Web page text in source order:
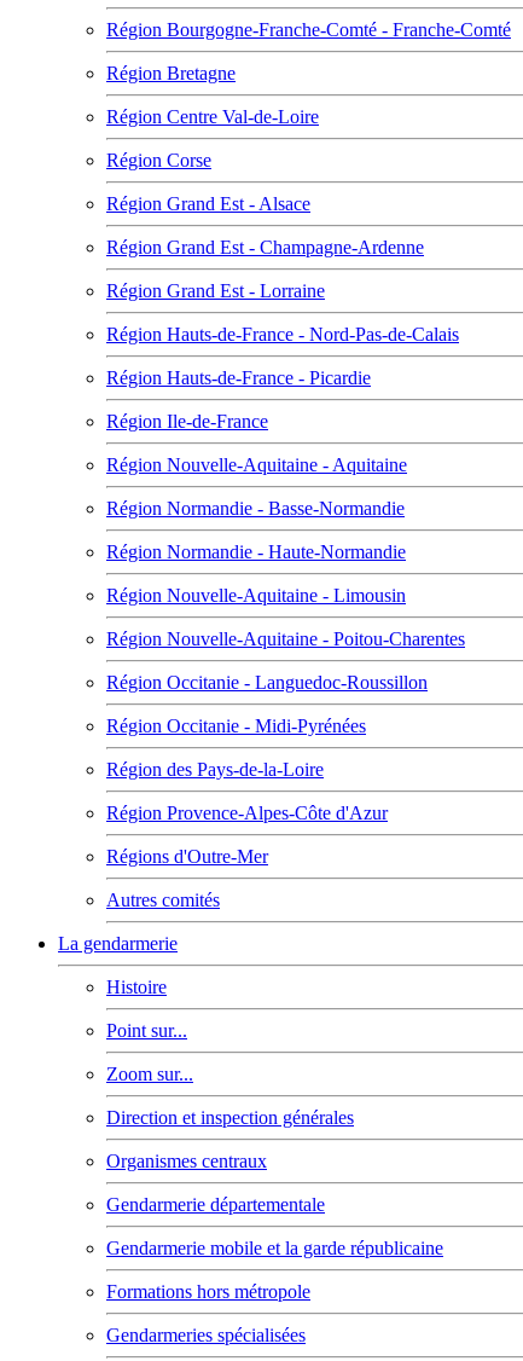
Région Bourgogne-Franche-Comté - Franche-Comté
Région Bretagne
Région Centre Val-de-Loire
Région Corse
Région Grand Est - Alsace
Région Grand Est - Champagne-Ardenne
Région Grand Est - Lorraine
Région Hauts-de-France - Nord-Pas-de-Calais
Région Hauts-de-France - Picardie
Région Ile-de-France
Région Nouvelle-Aquitaine - Aquitaine
Région Normandie - Basse-Normandie
Région Normandie - Haute-Normandie
Région Nouvelle-Aquitaine - Limousin
Région Nouvelle-Aquitaine - Poitou-Charentes
Région Occitanie - Languedoc-Roussillon
Région Occitanie - Midi-Pyrénées
Région des Pays-de-la-Loire
Région Provence-Alpes-Côte d'Azur
Régions d'Outre-Mer
Autres comités
La gendarmerie
Histoire
Point sur...
Zoom sur...
Direction et inspection générales
Organismes centraux
Gendarmerie départementale
Gendarmerie mobile et la garde républicaine
Formations hors métropole
Gendarmeries spécialisées